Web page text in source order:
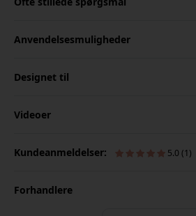
Anvendelsesmuligheder
Designet til
Videoer
Kundeanmeldelser: 5.0 (1)
Forhandlere